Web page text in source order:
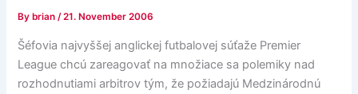
By brian/21. November 2006
Šéfovia najvyššej anglickej futbalovej súťaže Premier
League chcú zareagovať na množiace sa polemiky nad
rozhodnutiami arbitrov tým, že požiadajú Medzinárodnú